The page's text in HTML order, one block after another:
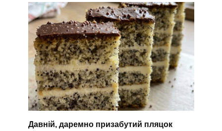
Давній, даремно призабутий пляцок